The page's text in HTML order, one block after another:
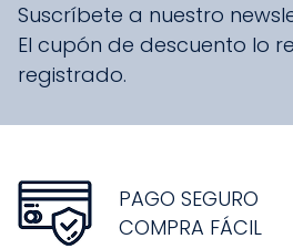
Suscríbete a nuestro
El cupón de descuento lo
registrado.
PAGO SEGURO
COMPRA FÁCIL